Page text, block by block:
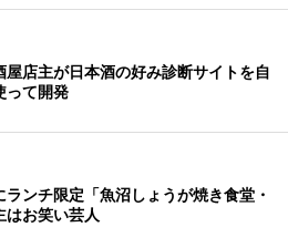
屋店主が日本酒の好み診断サイトを自
て開発
ランチ限定「魚沼しょうが焼き食堂・
お笑い芸人